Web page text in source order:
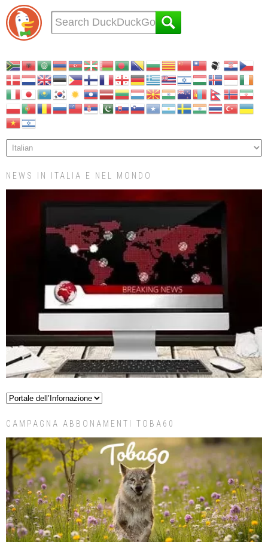
NEWS IN ITALIA E NEL MONDO
CAMPAGNA ABBONAMENTI TOBA60